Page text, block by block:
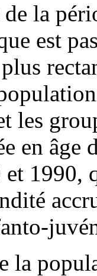
la
est
les
en âge
et 1990,
la